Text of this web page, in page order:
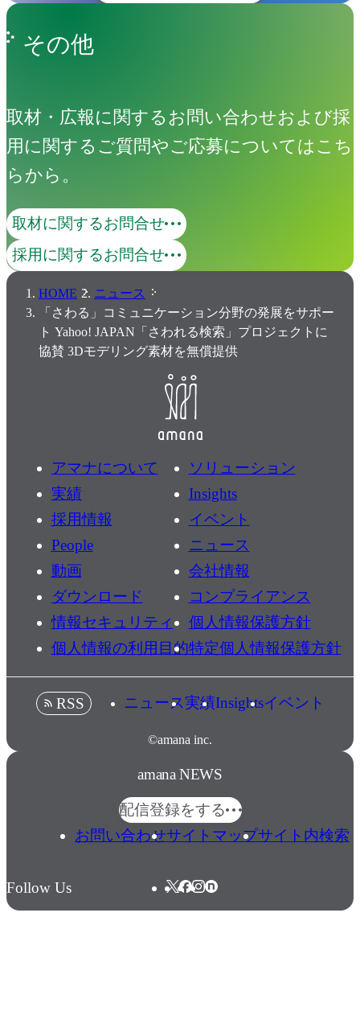
その他
取材・広報に関するお問い合わせおよび採
用に関するご質問やご応募についてはこち
らから。
取材に関するお問合せ
採用に関するお問合せ
HOME
ニュース
「さわる」コミュニケーション分野の発展をサポー
ト Yahoo! JAPAN「さわれる検索」プロジェクトに
協賛 3Dモデリング素材を無償提供
アマナについて
ソリューション
実績
Insights
採用情報
イベント
People
ニュース
動画
会社情報
ダウンロード
コンプライアンス
情報セキュリティ
個人情報保護方針
個人情報の利用目的特定個人情報保護方針
©amana inc.
RSS ニュース実績Insightsイベント
amana NEWS
配信登録をする
お問い合わせサイトマップサイト内検索
Follow Us